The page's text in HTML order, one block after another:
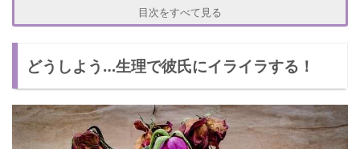
【別れを避けるための彼氏との付き合い方1】彼氏に理解しても
【別れを避けるための彼氏との付き合い方2】生理中に会わない
【別れを避けるための彼氏との付き合い方3】家でデートをする
イライラをそのままぶつけないように！
目次をすべて見る
どうしよう…生理で彼氏にイライラする！